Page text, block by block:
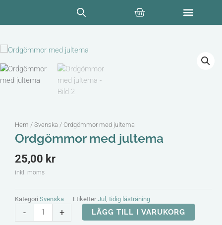
innehåll
Varukorg
Hem / Svenska / Ordgömmor med jultema
Ordgömmor med jultema
25,00 kr
inkl. moms
Kategori Svenska Etiketter Jul , tidig lästräning
-
Ordgömmor
med
+ LÄGG TILL I VARUKORG